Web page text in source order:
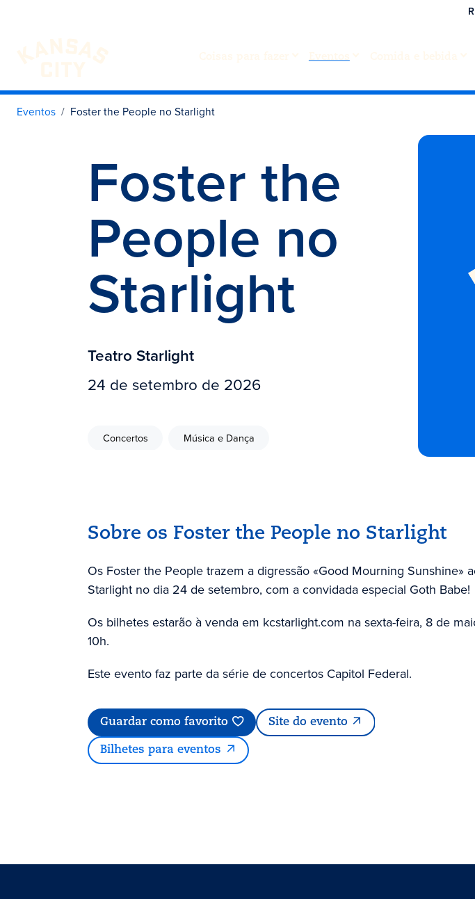
Visite o KC
Eventos Foster the People no Starlight
Foster the
People no
Starlight
Teatro Starlight
24 de setembro de 2026
Concertos Música e Dança
Sobre os Foster the People no Starlight
Os Foster the People trazem a digressão «Good Mourning Sunshine»
Starlight no dia 24 de setembro, com a convidada especial Goth Babe!
Os bilhetes estarão à venda em kcstarlight.com na sexta-feira, 8 de
10h.
Este evento faz parte da série de concertos Capitol Federal.
Guardar como favorito Site do evento
Bilhetes para eventos